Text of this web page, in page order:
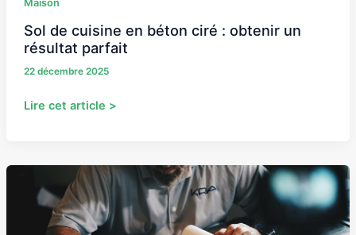
Maison
Sol de cuisine en béton ciré : obtenir un
résultat parfait
22 décembre 2025
Lire cet article >
Architectes
connus